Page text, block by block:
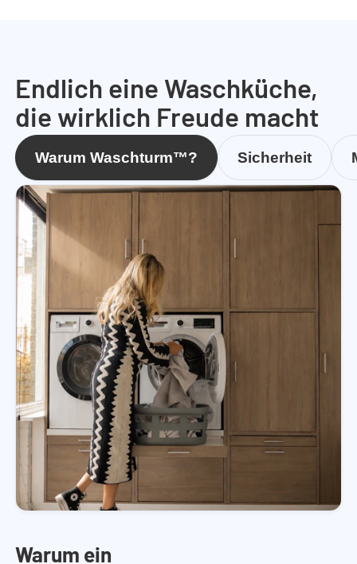
Endlich eine Waschküche,
die wirklich Freude macht
Warum Waschturm™? Sicherheit
Warum ein